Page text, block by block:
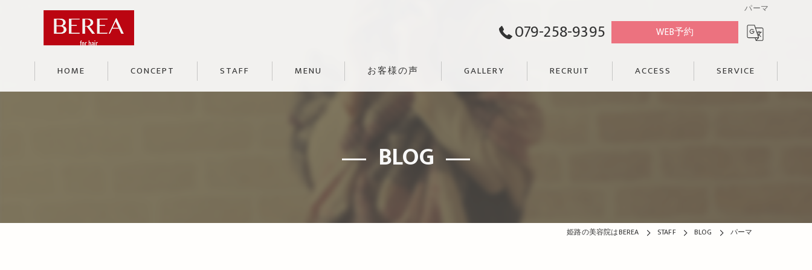
パーマ
079-258-9395 WEB予約
HOME CONCEPT STAFF MENU お客様の声 GALLERY RECRUIT ACCESS SERVICE
BLOG
姫路の美容院はBEREA STAFF BLOG パーマ